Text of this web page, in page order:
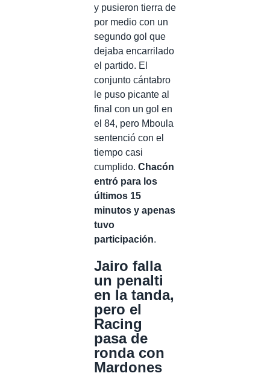
y pusieron tierra de
por medio con un
segundo gol que
dejaba encarrilado
el partido. El
conjunto cántabro
le puso picante al
final con un gol en
el 84, pero Mboula
sentenció con el
tiempo casi
cumplido. Chacón
entró para los
últimos 15
minutos y apenas
tuvo
participación.
Jairo falla
un penalti
en la tanda,
pero el
Racing
pasa de
ronda con
Mardones